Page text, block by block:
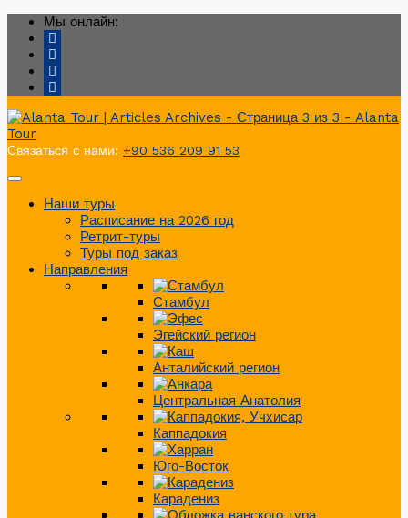
Мы онлайн:
Связаться с нами: +90 536 209 91 53
Наши туры
Расписание на 2026 год
Ретрит-туры
Туры под заказ
Направления
Стамбул
Эгейский регион
Анталийский регион
Центральная Анатолия
Каппадокия
Юго-Восток
Карадениз